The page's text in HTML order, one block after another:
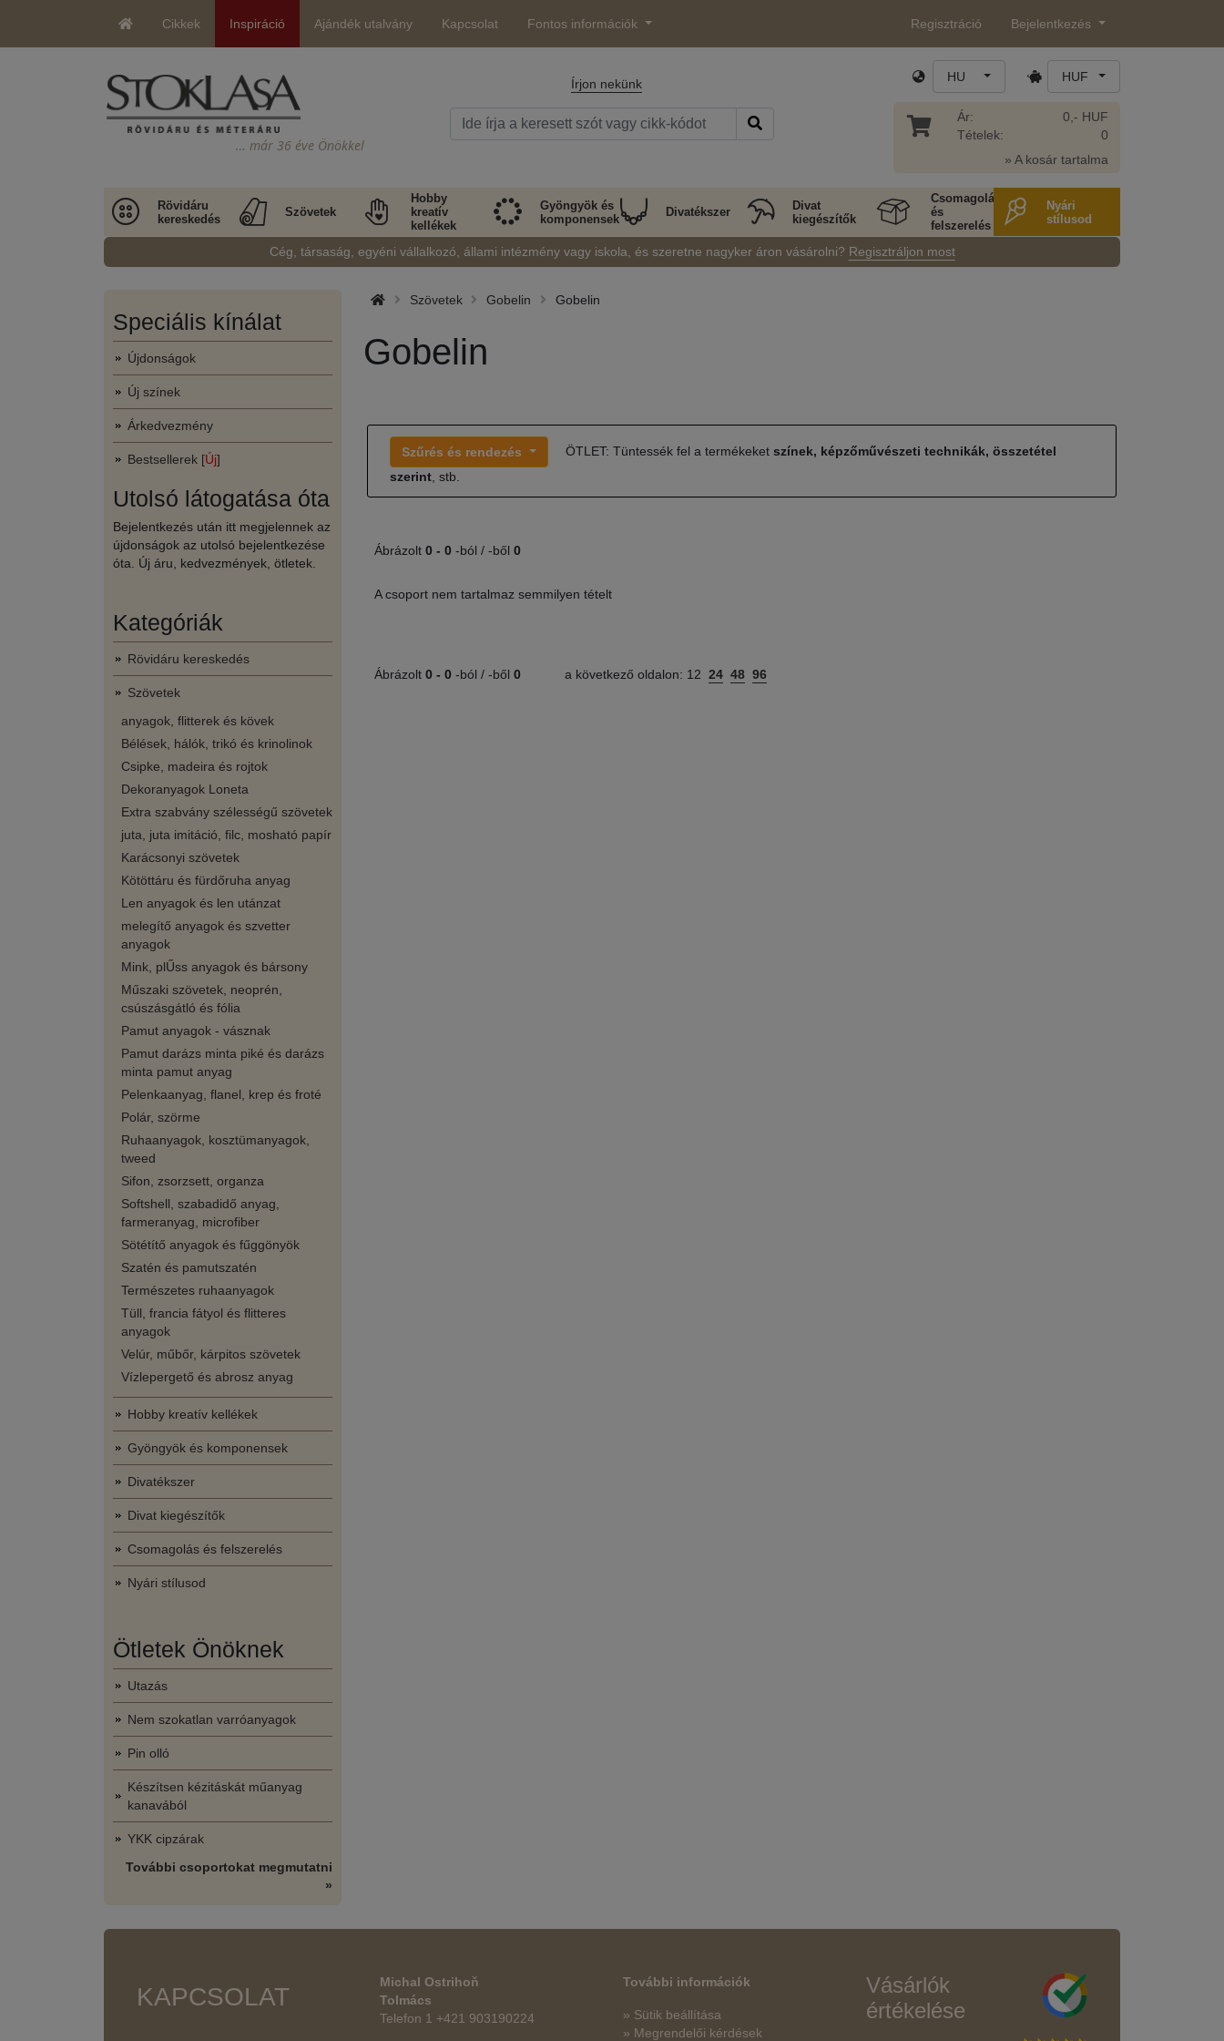
Cikkek Inspiráció Ajándék utalvány Kapcsolat Fontos információk Regisztráció Bejelentkezés
… már 36 éve Önökkel
Írjon nekünk HU HUF
Ár:
Tételek:
0,- HUF
0
» A kosár tartalma
Rövidáru
kereskedés
Szövetek
Hobby
kreatív
kellékek
Gyöngyök és
komponensek
Divatékszer
Divat
kiegészítők
Csomagolás
és
felszerelés
Nyári
stílusod
Cég, társaság, egyéni vállalkozó, állami intézmény vagy iskola, és szeretne nagyker áron vásárolni? Regisztráljon most
Speciális kínálat
Újdonságok
Új színek
Árkedvezmény
Bestsellerek [Új]
Utolsó látogatása óta
Bejelentkezés után itt megjelennek az
újdonságok az utolsó bejelentkezése
óta. Új áru, kedvezmények, ötletek.
Kategóriák
Rövidáru kereskedés
Szövetek
anyagok, flitterek és kövek
Bélések, hálók, trikó és krinolinok
Csipke, madeira és rojtok
Dekoranyagok Loneta
Extra szabvány szélességű szövetek
juta, juta imitáció, filc, mosható papír
Karácsonyi szövetek
Kötöttáru és fürdőruha anyag
Len anyagok és len utánzat
melegítő anyagok és szvetter
anyagok
Mink, plŰss anyagok és bársony
Műszaki szövetek, neoprén,
csúszásgátló és fólia
Pamut anyagok - vásznak
Pamut darázs minta piké és darázs
minta pamut anyag
Pelenkaanyag, flanel, krep és froté
Polár, szörme
Ruhaanyagok, kosztümanyagok,
tweed
Sifon, zsorzsett, organza
Softshell, szabadidő anyag,
farmeranyag, microfiber
Sötétítő anyagok és fűggönyök
Szatén és pamutszatén
Természetes ruhaanyagok
Tüll, francia fátyol és flitteres
anyagok
Velúr, műbőr, kárpitos szövetek
Vízlepergető és abrosz anyag
Hobby kreatív kellékek
Gyöngyök és komponensek
Divatékszer
Divat kiegészítők
Csomagolás és felszerelés
Nyári stílusod
Ötletek Önöknek
Utazás
Nem szokatlan varróanyagok
Pin olló
Készítsen kézitáskát műanyag
kanavából
YKK cipzárak
További csoportokat megmutatni
»
Szövetek Gobelin Gobelin
Gobelin
Szűrés és rendezés ÖTLET: Tüntessék fel a termékeket színek, képzőművészeti technikák, összetétel
szerint , stb.
Ábrázolt 0 - 0 -ból / -ből 0
A csoport nem tartalmaz semmilyen tételt
Ábrázolt 0 - 0 -ból / -ből 0 a következő oldalon: 12 24 48 96
KAPCSOLAT
Michal Ostrihoň
Tolmács
Telefon 1 +421 903190224
További információk
» Sütik beállítása
» Megrendelői kérdések
Vásárlók
értékelése